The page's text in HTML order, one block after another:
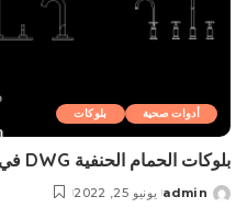
أدوات صحية بلوکات
بلوکات الحمام الحنفية DWG في أوتوكاد ، تحميل
Posted
admin يونيو 25, 2022